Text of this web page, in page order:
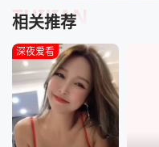
相关推荐
TUIJIAN
深夜爱看